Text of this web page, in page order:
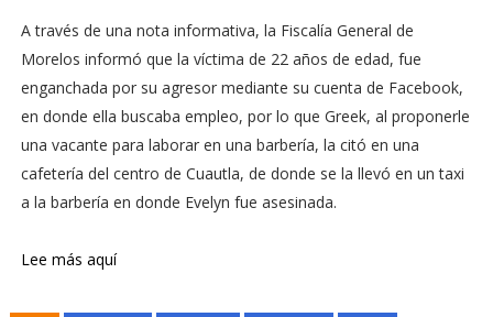
A través de una nota informativa, la Fiscalía General de
Morelos informó que la víctima de 22 años de edad, fue
enganchada por su agresor mediante su cuenta de Facebook,
en donde ella buscaba empleo, por lo que Greek, al proponerle
una vacante para laborar en una barbería, la citó en una
cafetería del centro de Cuautla, de donde se la llevó en un taxi
a la barbería en donde Evelyn fue asesinada.
Lee más aquí